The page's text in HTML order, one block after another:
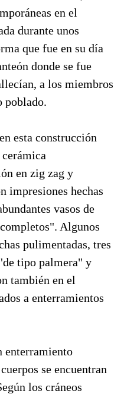
en el
durante unos
que fue en su día
donde se fue
a los miembros
poblado.
esta construcción
en zig zag y
impresiones hechas
vasos de
Algunos
pulimentadas, tres
tipo palmera" y
también en el
a enterramientos
enterramiento
se encuentran
los cráneos